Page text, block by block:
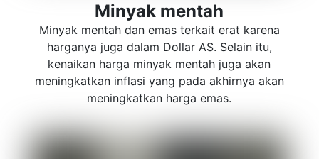
Minyak mentah
Minyak mentah dan emas terkait erat karena
harganya juga dalam Dollar AS. Selain itu,
kenaikan harga minyak mentah juga akan
meningkatkan inflasi yang pada akhirnya akan
meningkatkan harga emas.